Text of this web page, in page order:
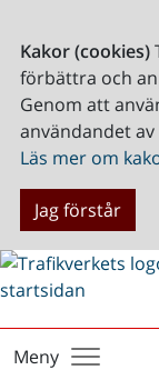
Kakor (cookies)
förbättra och
Genom att
användandet av
Läs mer om
Jag förstår
Meny